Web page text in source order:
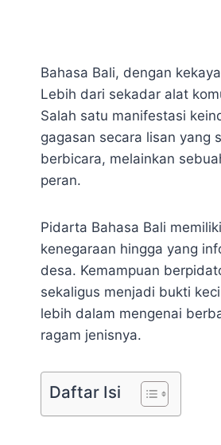
Bahasa Bali, dengan
Lebih dari sekadar alat
Salah satu manifestasi
gagasan secara lisan yang
berbicara, melainkan
peran.
Pidarta Bahasa Bali
kenegaraan hingga yang
desa. Kemampuan
sekaligus menjadi bukti
lebih dalam mengenai
ragam jenisnya.
Daftar Isi